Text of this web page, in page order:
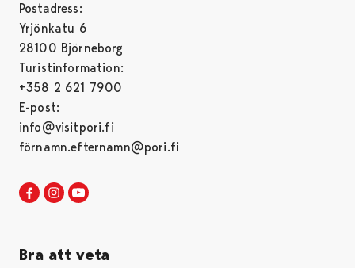
Postadress:
Yrjönkatu 6
28100 Björneborg
Turistinformation:
+358 2 621 7900
E-post:
info@visitpori.fi
förnamn.efternamn@pori.fi
Visit Pori in Facebook
Opens in a new tab
Visit Pori in Instagram
Opens in a new tab
Bra att veta